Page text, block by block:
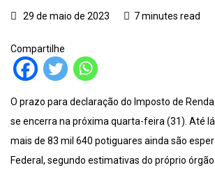
29 de maio de 2023 7 minutes read
Compartilhe
O prazo para declaração do Imposto de
se encerra na próxima quarta-feira (31). Até
mais de 83 mil 640 potiguares ainda são
Federal, segundo estimativas do próprio